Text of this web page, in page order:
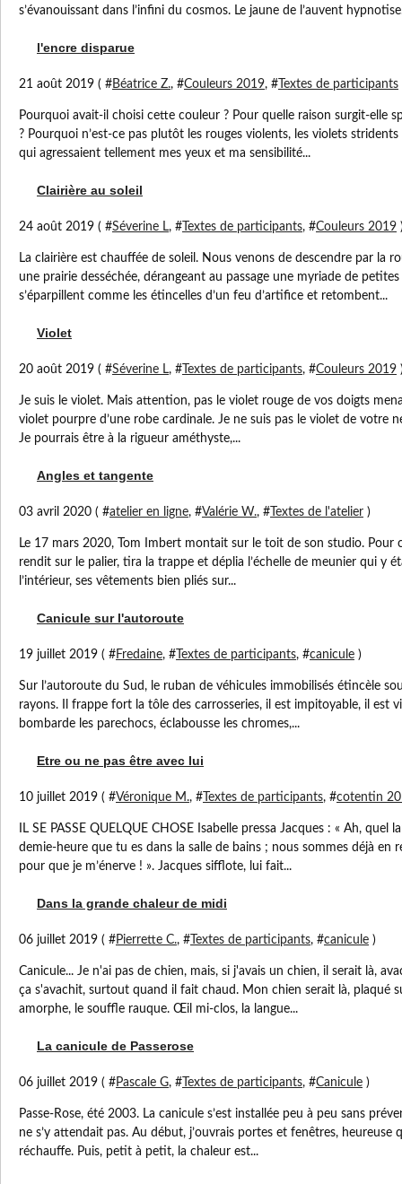
s’évanouissant dans l’infini du cosmos. Le jaune de l’auvent
l'encre disparue
21 août 2019 ( #Béatrice Z., #Couleurs 2019, # Textes de participants
Pourquoi avait-il choisi cette couleur ? Pour quelle raison surgit-elle
? Pourquoi n’est-ce pas plutôt les rouges violents, les violets
qui agressaient tellement mes yeux et ma sensibilité...
Clairière au soleil
24 août 2019 ( #Séverine L, # Textes de participants, #Couleurs 2019
La clairière est chauffée de soleil. Nous venons de descendre par la
une prairie desséchée, dérangeant au passage une myriade de
s’éparpillent comme les étincelles d’un feu d’artifice et retombent...
Violet
20 août 2019 ( #Séverine L, # Textes de participants, #Couleurs 2019
Je suis le violet. Mais attention, pas le violet rouge de vos doigts
violet pourpre d’une robe cardinale. Je ne suis pas le violet de votre
Je pourrais être à la rigueur améthyste,...
Angles et tangente
03 avril 2020 ( #atelier en ligne, #Valérie W., # Textes de l'atelier )
Le 17 mars 2020, Tom Imbert montait sur le toit de son studio. Pour
rendit sur le palier, tira la trappe et déplia l’échelle de meunier qui y
l’intérieur, ses vêtements bien pliés sur...
Canicule sur l'autoroute
19 juillet 2019 ( #Fredaine, # Textes de participants, #canicule )
Sur l’autoroute du Sud, le ruban de véhicules immobilisés étincèle
rayons. Il frappe fort la tôle des carrosseries, il est impitoyable, il est
bombarde les parechocs, éclabousse les chromes,...
Etre ou ne pas être avec lui
10 juillet 2019 ( #Véronique M., # Textes de participants, #cotentin
IL SE PASSE QUELQUE CHOSE Isabelle pressa Jacques : « Ah, quel
demie-heure que tu es dans la salle de bains ; nous sommes déjà en
pour que je m’énerve ! ». Jacques sifflote, lui fait...
Dans la grande chaleur de midi
06 juillet 2019 ( #Pierrette C., # Textes de participants, #canicule )
Canicule... Je n'ai pas de chien, mais, si j'avais un chien, il serait là,
ça s'avachit, surtout quand il fait chaud. Mon chien serait là, plaqué
amorphe, le souffle rauque. Œil mi-clos, la langue...
La canicule de Passerose
06 juillet 2019 ( #Pascale G, # Textes de participants, #Canicule )
Passe-Rose, été 2003. La canicule s’est installée peu à peu sans
ne s’y attendait pas. Au début, j’ouvrais portes et fenêtres, heureuse
réchauffe. Puis, petit à petit, la chaleur est...